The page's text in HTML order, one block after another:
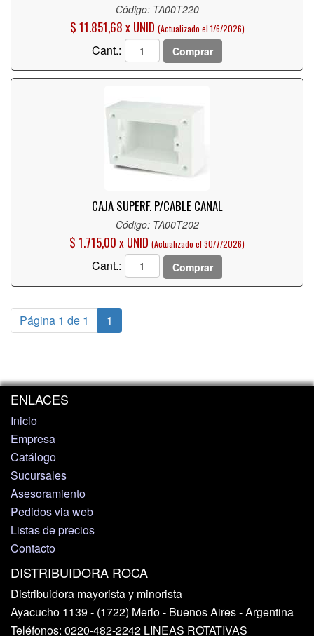
Código: TA00T220
$ 11.851,68 x UNID (Actualizado el 1/6/2026)
Cant.: Comprar
CAJA SUPERF. P/CABLE CANAL
Código: TA00T202
$ 1.715,00 x UNID (Actualizado el 30/7/2026)
Cant.: Comprar
Página 1 de 1 1
ENLACES
Inicio
Empresa
Catálogo
Sucursales
Asesoramiento
Pedidos via web
Listas de precios
Contacto
DISTRIBUIDORA ROCA
Distribuidora mayorista y minorista
Ayacucho 1139 - (1722) Merlo - Buenos Aires - Argentina
Teléfonos: 0220-482-2242 LINEAS ROTATIVAS